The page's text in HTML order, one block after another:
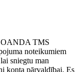
OANDA TMS
noteikumiem
sniegtu man
konta pārvaldībai. Es